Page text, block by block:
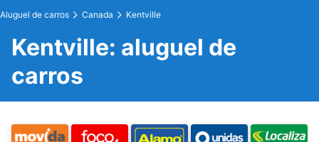
Aluguel de carros Canada Kentville
Kentville: aluguel de
carros